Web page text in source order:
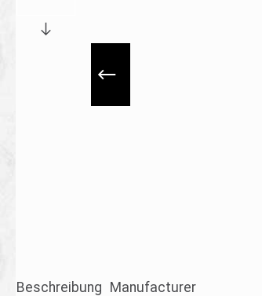
Beschreibung Manufacturer